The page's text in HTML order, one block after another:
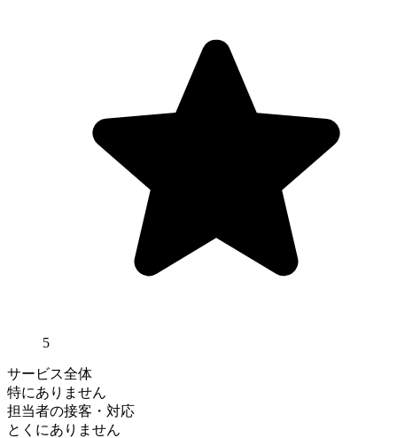
5
サービス全体
特にありません
担当者の接客・対応
とくにありません